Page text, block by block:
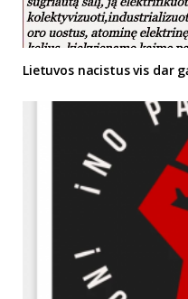
Lietuvos nacistus vis dar